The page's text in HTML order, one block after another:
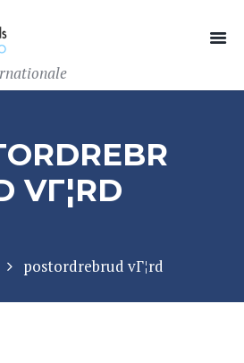
VГ¦RD
postordrebrud vГ¦rd